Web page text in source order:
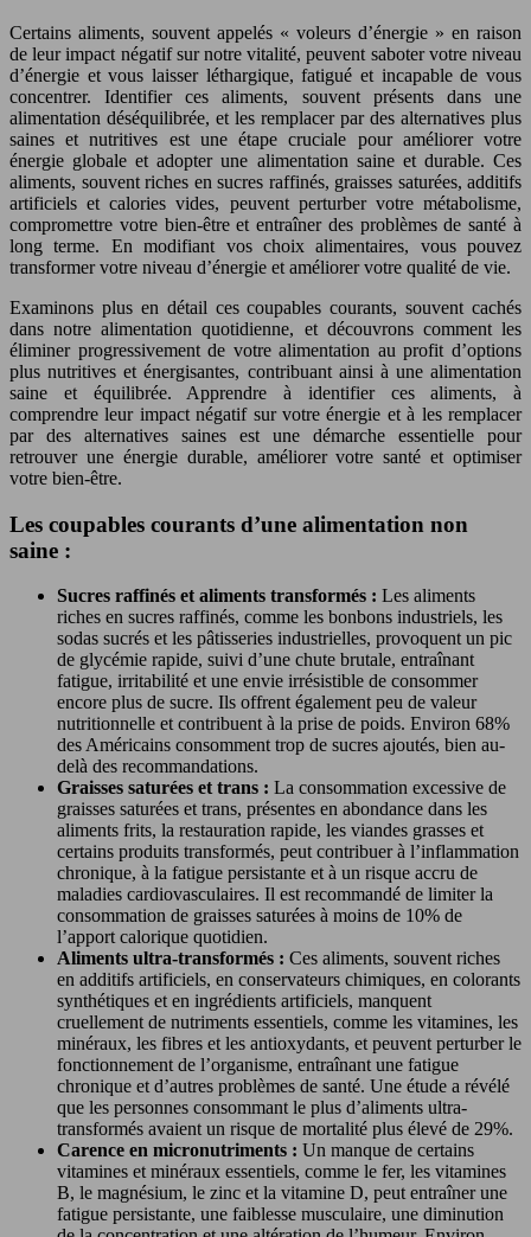
Certains aliments, souvent appelés « voleurs d’énergie » en raison
de leur impact négatif sur notre vitalité, peuvent saboter votre niveau
d’énergie et vous laisser léthargique, fatigué et incapable de vous
concentrer. Identifier ces aliments, souvent présents dans une
alimentation déséquilibrée, et les remplacer par des alternatives plus
saines et nutritives est une étape cruciale pour améliorer votre
énergie globale et adopter une alimentation saine et durable. Ces
aliments, souvent riches en sucres raffinés, graisses saturées, additifs
artificiels et calories vides, peuvent perturber votre métabolisme,
compromettre votre bien-être et entraîner des problèmes de santé à
long terme. En modifiant vos choix alimentaires, vous pouvez
transformer votre niveau d’énergie et améliorer votre qualité de vie.
Examinons plus en détail ces coupables courants, souvent cachés
dans notre alimentation quotidienne, et découvrons comment les
éliminer progressivement de votre alimentation au profit d’options
plus nutritives et énergisantes, contribuant ainsi à une alimentation
saine et équilibrée. Apprendre à identifier ces aliments, à
comprendre leur impact négatif sur votre énergie et à les remplacer
par des alternatives saines est une démarche essentielle pour
retrouver une énergie durable, améliorer votre santé et optimiser
votre bien-être.
Les coupables courants d’une alimentation non
saine :
Sucres raffinés et aliments transformés : Les aliments
riches en sucres raffinés, comme les bonbons industriels, les
sodas sucrés et les pâtisseries industrielles, provoquent un pic
de glycémie rapide, suivi d’une chute brutale, entraînant
fatigue, irritabilité et une envie irrésistible de consommer
encore plus de sucre. Ils offrent également peu de valeur
nutritionnelle et contribuent à la prise de poids. Environ 68%
des Américains consomment trop de sucres ajoutés, bien au-
delà des recommandations.
Graisses saturées et trans : La consommation excessive de
graisses saturées et trans, présentes en abondance dans les
aliments frits, la restauration rapide, les viandes grasses et
certains produits transformés, peut contribuer à l’inflammation
chronique, à la fatigue persistante et à un risque accru de
maladies cardiovasculaires. Il est recommandé de limiter la
consommation de graisses saturées à moins de 10% de
l’apport calorique quotidien.
Aliments ultra-transformés : Ces aliments, souvent riches
en additifs artificiels, en conservateurs chimiques, en colorants
synthétiques et en ingrédients artificiels, manquent
cruellement de nutriments essentiels, comme les vitamines, les
minéraux, les fibres et les antioxydants, et peuvent perturber le
fonctionnement de l’organisme, entraînant une fatigue
chronique et d’autres problèmes de santé. Une étude a révélé
que les personnes consommant le plus d’aliments ultra-
transformés avaient un risque de mortalité plus élevé de 29%.
Carence en micronutriments : Un manque de certains
vitamines et minéraux essentiels, comme le fer, les vitamines
B, le magnésium, le zinc et la vitamine D, peut entraîner une
fatigue persistante, une faiblesse musculaire, une diminution